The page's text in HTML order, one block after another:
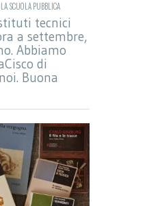
SCUOLA PUBBLICA
tecnici
a settembre,
Abbiamo
di
Buona